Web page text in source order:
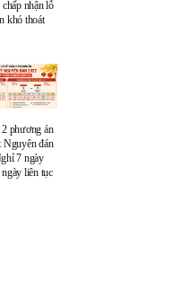
chấp nhận lỗ
khó thoát
phương án
Nguyên đán
7 ngày
liên tục